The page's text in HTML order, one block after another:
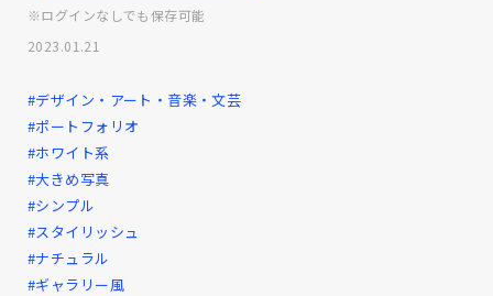
※ログインなしでも保存可能
2023.01.21
#デザイン・アート・音楽・文芸
#ポートフォリオ
#ホワイト系
#大きめ写真
#シンプル
#スタイリッシュ
#ナチュラル
#ギャラリー風